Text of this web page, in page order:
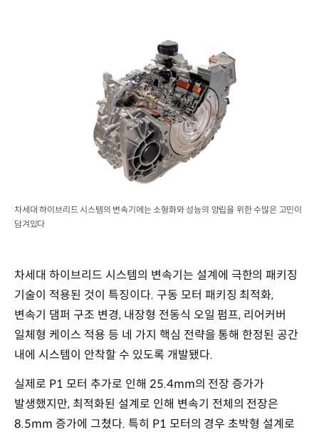
차세대 하이브리드 시스템의 변속기에는 소형화와 성능의 양립을 위한 수많은 고민이
담겨있다
차세대 하이브리드 시스템의 변속기는 설계에 극한의 패키징
기술이 적용된 것이 특징이다. 구동 모터 패키징 최적화,
변속기 댐퍼 구조 변경, 내장형 전동식 오일 펌프, 리어커버
일체형 케이스 적용 등 네 가지 핵심 전략을 통해 한정된 공간
내에 시스템이 안착할 수 있도록 개발됐다.
실제로 P1 모터 추가로 인해 25.4mm의 전장 증가가
발생했지만, 최적화된 설계로 인해 변속기 전체의 전장은
8.5mm 증가에 그쳤다. 특히 P1 모터의 경우 초박형 설계로